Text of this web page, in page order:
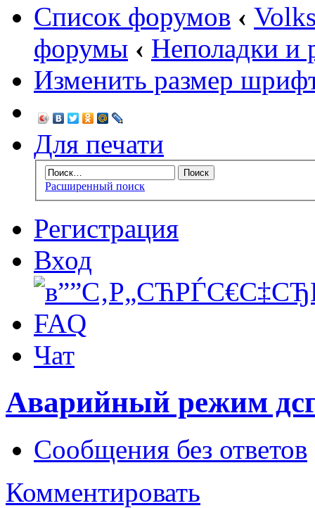
Список форумов ‹
форумы ‹ Неполадки и
Изменить размер
Для печати
Расширенный поиск
Регистрация
Вход
FAQ
Чат
Аварийный режим
Сообщения без ответов
Комментировать